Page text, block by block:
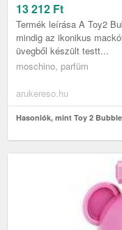
13 212 Ft
Termék leírása A Toy2
mindig az ikonikus
üvegből készült testt...
moschino, parfüm
arukereso.hu
Hasonlók, mint Toy 2